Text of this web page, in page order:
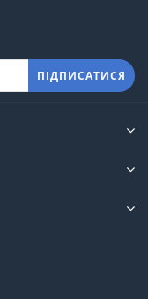
ПІДПИСАТИСЯ